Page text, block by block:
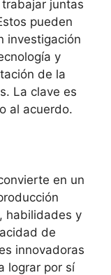
juntas
pueden
investigación
y
de la
La clave es
al acuerdo.
en un
habilidades y
de
innovadoras
lograr por sí